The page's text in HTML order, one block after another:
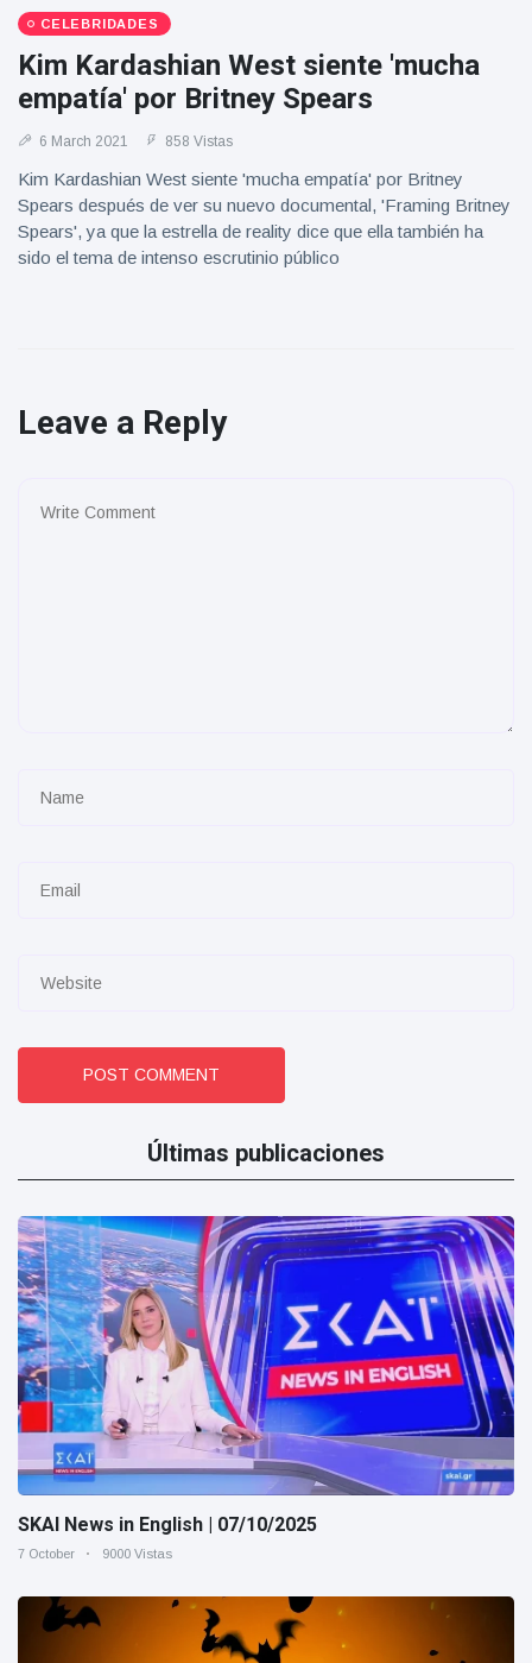
CELEBRIDADES
Kim Kardashian West siente 'mucha
empatía' por Britney Spears
6 March 2021 858 Vistas
Kim Kardashian West siente 'mucha empatía' por Britney
Spears después de ver su nuevo documental, 'Framing Britney
Spears', ya que la estrella de reality dice que ella también ha
sido el tema de intenso escrutinio público
Leave a Reply
POST COMMENT
Últimas publicaciones
SKAI News in English | 07/10/2025
7 October 9000 Vistas